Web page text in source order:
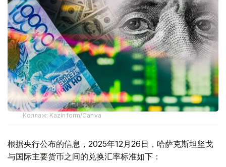
Коллаж: Kazinform/Canva
根据央行公布的信息，2025年12月26日，哈萨克斯坦坚戈
与国际主要货币之间的兑换汇率标准如下：